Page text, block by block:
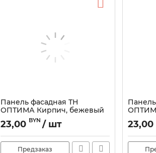
Панель фасадная ТН
ОПТИМА Кирпич, бежевый
Артикул: 82849
23,00 BYN / шт
Предзаказ
23,00